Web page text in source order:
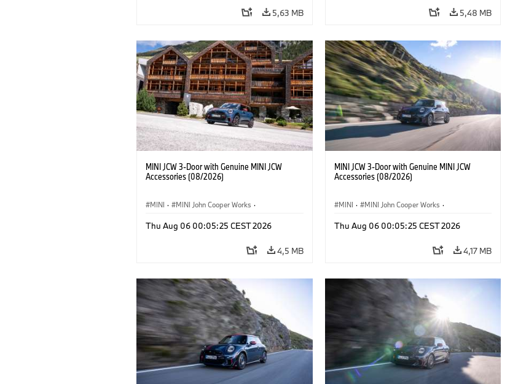
5,63 MB 5,48 MB
MINI JCW 3-Door with Genuine MINI JCW
Accessories (08/2026)
MINI · MINI John Cooper Works ·
Extras Opcionais, Acessórios
Thu Aug 06 00:05:25 CEST 2026
4,5 MB
MINI JCW 3-Door with Genuine MINI JCW
Accessories (08/2026)
MINI · MINI John Cooper Works ·
Extras Opcionais, Acessórios
Thu Aug 06 00:05:25 CEST 2026
4,17 MB